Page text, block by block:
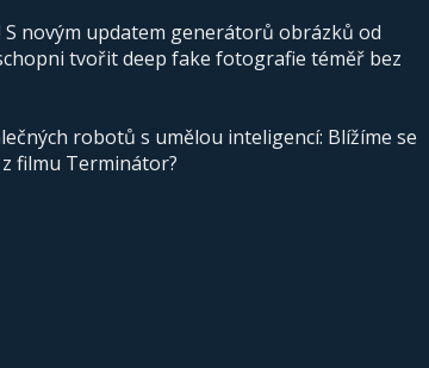
S novým updatem generátorů obrázků od
tvořit deep fake fotografie téměř bez
robotů s umělou inteligencí: Blížíme se
filmu Terminátor?